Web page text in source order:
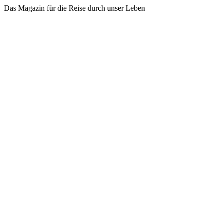
Das Magazin für die Reise durch unser Leben